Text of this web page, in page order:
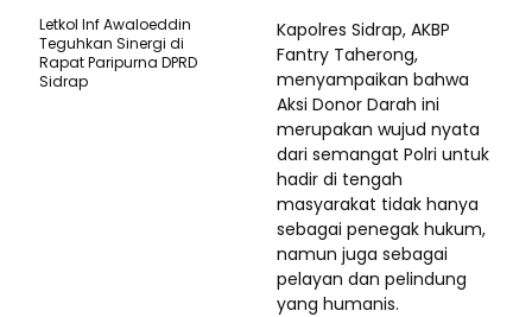
Kapolres Sidrap, AKBP
Fantry Taherong,
menyampaikan bahwa
Aksi Donor Darah ini
merupakan wujud nyata
dari semangat Polri untuk
hadir di tengah
masyarakat tidak hanya
sebagai penegak hukum,
namun juga sebagai
pelayan dan pelindung
yang humanis.
Letkol Inf Awaloeddin
Teguhkan Sinergi di
Rapat Paripurna DPRD
Sidrap